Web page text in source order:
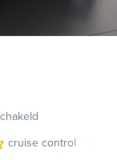
cruise control